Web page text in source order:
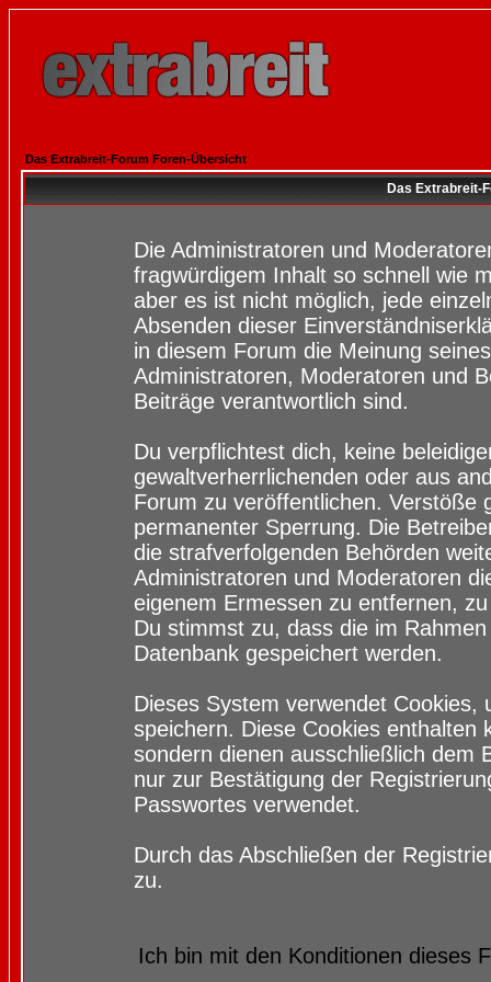
Das Extrabreit-Forum Foren-Übersicht
Das Extrabreit-
Die Administratoren und
fragwürdigem Inhalt so schnell wie
aber es ist nicht möglich, jede
Absenden dieser
in diesem Forum die Meinung
Administratoren, Moderatoren und
Beiträge verantwortlich sind.
Du verpflichtest dich, keine
gewaltverherrlichenden oder aus
Forum zu veröffentlichen. Verstöße
permanenter Sperrung. Die
die strafverfolgenden Behörden
Administratoren und Moderatoren
eigenem Ermessen zu entfernen,
Du stimmst zu, dass die im
Datenbank gespeichert werden.
Dieses System verwendet
speichern. Diese Cookies enthalten
sondern dienen ausschließlich dem
nur zur Bestätigung der
Passwortes verwendet.
Durch das Abschließen der
zu.
Ich bin mit den Konditionen dieses